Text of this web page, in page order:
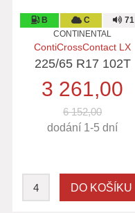
B C
71
CONTINENTAL
ContiCrossContact LX
225/65 R17 102T
3 261,00
6 152,00
dodání 1-5 dní